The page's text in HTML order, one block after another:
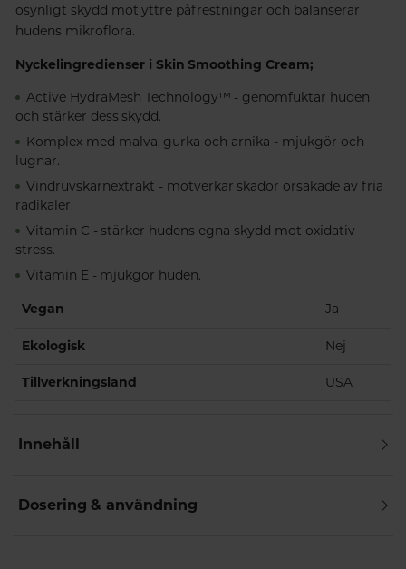
osynligt skydd mot yttre påfrestningar och balanserar
hudens mikroflora.
Nyckelingredienser i Skin Smoothing Cream;
Active HydraMesh Technology™ - genomfuktar huden
och stärker dess skydd.
Komplex med malva, gurka och arnika - mjukgör och
lugnar.
Vindruvskärnextrakt - motverkar skador orsakade av fria
radikaler.
Vitamin C - stärker hudens egna skydd mot oxidativ
stress.
Vitamin E - mjukgör huden.
Vegan Ja
Ekologisk Nej
Tillverkningsland USA
Innehåll
Dosering & användning